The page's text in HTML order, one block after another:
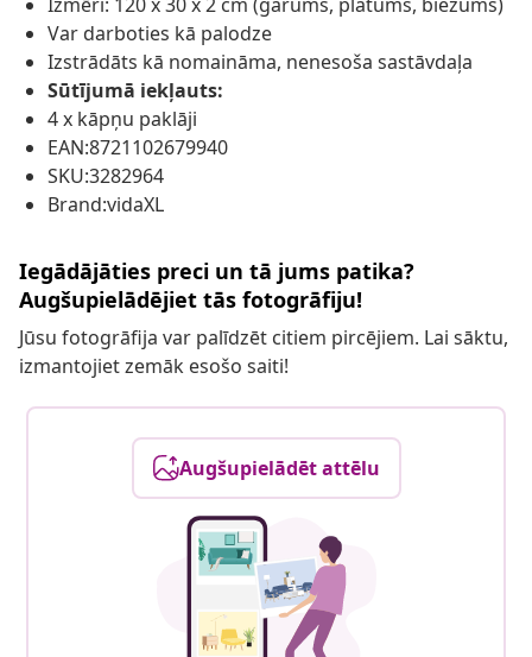
Var darboties kā palodze
Izstrādāts kā nomaināma, nenesoša sastāvdaļa
Sūtījumā iekļauts:
4 x kāpņu paklāji
EAN:8721102679940
SKU:3282964
Brand:vidaXL
Iegādājāties preci un tā jums patika?
Augšupielādējiet tās fotogrāfiju!
Jūsu fotogrāfija var palīdzēt citiem pircējiem. Lai sāktu,
izmantojiet zemāk esošo saiti!
Augšupielādēt attēlu